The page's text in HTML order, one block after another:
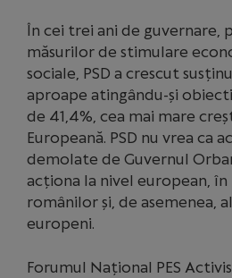
În cei trei ani de guvernare,
măsurilor de stimulare
sociale, PSD a crescut
aproape atingându-și
de 41,4%, cea mai mare
Europeană. PSD nu vrea ca
demolate de Guvernul
acționa la nivel european,
românilor și, de asemenea,
europeni.
Forumul Național PES